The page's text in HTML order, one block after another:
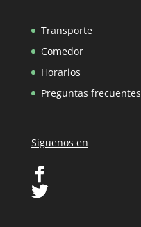
Transporte
Comedor
Horarios
Preguntas frecuentes
Siguenos en